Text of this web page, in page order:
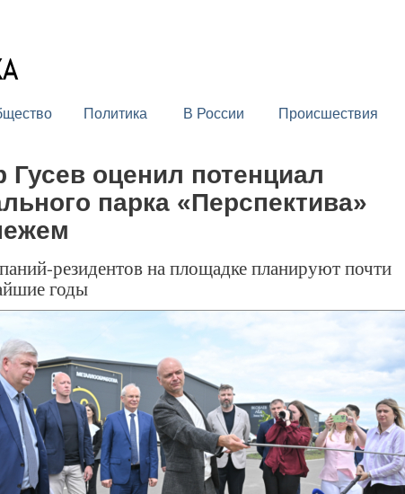
Политика В России Происшествия
Гусев оценил потенциал
парка «Перспектива»
резидентов на площадке планируют почти
годы